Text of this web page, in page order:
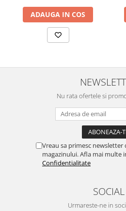
ADAUGA IN COS
Nu rata ofertele si
Vreau sa primesc
magazinului. Afla mai multe
Confidentialitate
SOCIAL
Urmareste-ne in